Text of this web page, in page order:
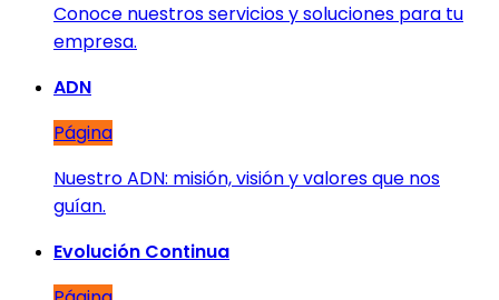
Conoce nuestros servicios y soluciones para tu
empresa.
ADN
Página
Nuestro ADN: misión, visión y valores que nos
guían.
Evolución Continua